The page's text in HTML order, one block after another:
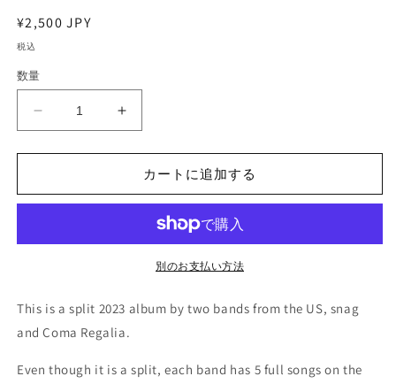
ア
(1)
開
く
通
常
格
¥2,500 JPY
税込
数量
+
COMA
-
&quot;MMXXIII&quot;
12inch)
量
を
ら
snag
+
COMA
REGALIA
-
&quot;MMXXIII&quot;
12inch)
量
を
や
カートに追加する
別のお支払い方法
This is a split 2023 album by two bands from the US, snag
and Coma Regalia.
Even though it is a split, each band has 5 full songs on the